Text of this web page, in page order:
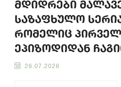
მდიდრები
საზაფხულო
რომელიც
ეპიზოდიდან
26.07.2026